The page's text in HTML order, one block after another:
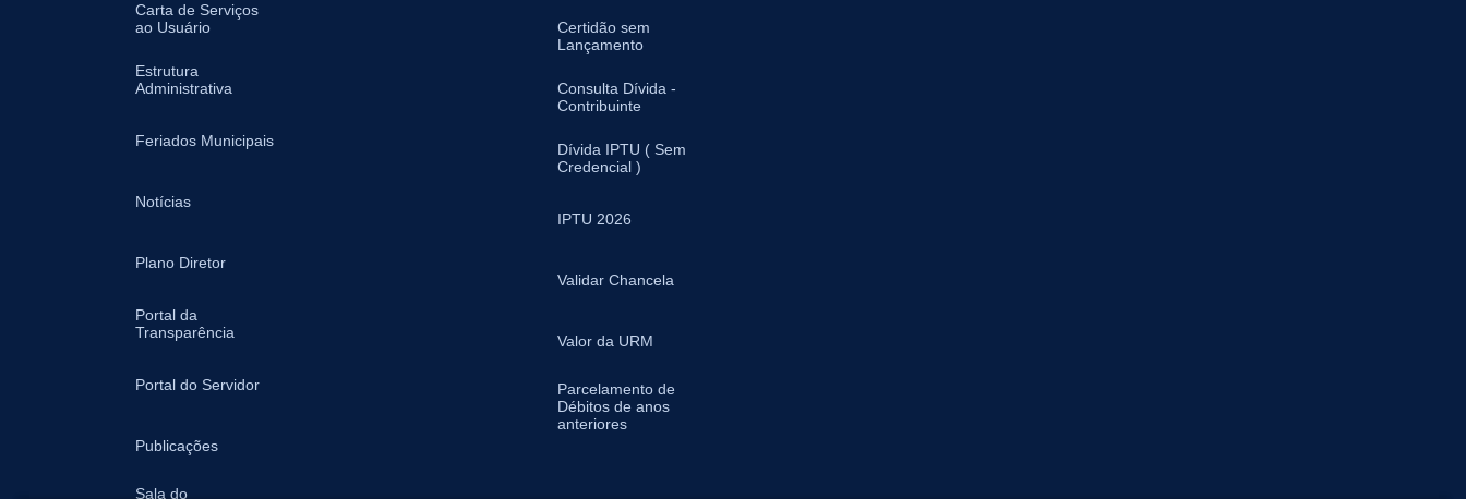
Carta de Serviços
ao Usuário
Estrutura
Administrativa
Feriados Municipais
Notícias
Plano Diretor
Portal da
Transparência
Portal do Servidor
Publicações
Sala do
Certidão sem
Lançamento
Consulta Dívida -
Contribuinte
Dívida IPTU ( Sem
Credencial )
IPTU 2026
Validar Chancela
Valor da URM
Parcelamento de
Débitos de anos
anteriores